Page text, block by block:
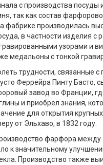
с производства посуды
так как состав
фабрике производилась
в частности изделия с
узорами и
медальоны с тонкой
трудности, связанные с
Феррейра Пинту Басто,
завод во Франции,
и приобрел знания,
для открытия
от Эльхаво, в 1832 году.
фарфора между
к значительному
Производство также